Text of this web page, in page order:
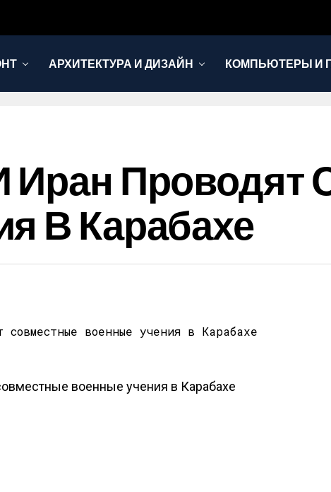
АРХИТЕКТУРА И ДИЗАЙН КОМПЬЮТЕРЫ И
Иран Проводят
В Карабахе